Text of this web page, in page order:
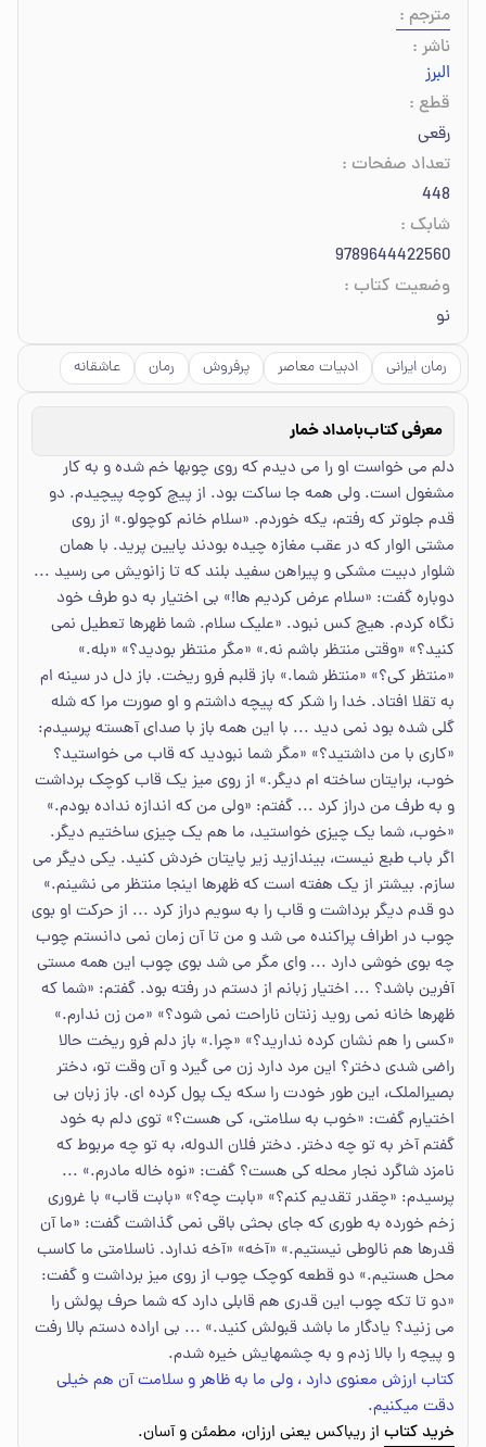
مترجم :
ناشر :
البرز
قطع :
رقعی
تعداد صفحات :
448
شابک :
9789644422560
وضعیت کتاب :
نو
رمان ایرانی ادبیات معاصر پرفروش رمان عاشقانه
معرفی کتاببامداد خمار
دلم می خواست او را می دیدم که روی چوبها خم شده و به کار
مشغول است. ولی همه جا ساکت بود. از پیچ کوچه پیچیدم. دو
قدم جلوتر که رفتم، یکه خوردم. «سلام خانم کوچولو.» از روی
مشتی الوار که در عقب مغازه چیده بودند پایین پرید. با همان
شلوار دبیت مشکی و پیراهن سفید بلند که تا زانویش می رسید ...
دوباره گفت: «سلام عرض کردیم ها!» بی اختیار به دو طرف خود
نگاه کردم. هیچ کس نبود. «علیک سلام. شما ظهرها تعطیل نمی
کنید؟» «وقتی منتظر باشم نه.» «مگر منتظر بودید؟» «بله.»
«منتظر کی؟» «منتظر شما.» باز قلبم فرو ریخت. باز دل در سینه ام
به تقلا افتاد. خدا را شکر که پیچه داشتم و او صورت مرا که شله
گلی شده بود نمی دید ... با این همه باز با صدای آهسته پرسیدم:
«کاری با من داشتید؟» «مگر شما نبودید که قاب می خواستید؟
خوب، برایتان ساخته ام دیگر.» از روی میز یک قاب کوچک برداشت
و به طرف من دراز کرد ... گفتم: «ولی من که اندازه نداده بودم.»
«خوب، شما یک چیزی خواستید، ما هم یک چیزی ساختیم دیگر.
اگر باب طبع نیست، بیندازید زیر پایتان خردش کنید. یکی دیگر می
سازم. بیشتر از یک هفته است که ظهرها اینجا منتظر می نشینم.»
دو قدم دیگر برداشت و قاب را به سویم دراز کرد ... از حرکت او بوی
چوب در اطراف پراکنده می شد و من تا آن زمان نمی دانستم چوب
چه بوی خوشی دارد ... وای مگر می شد بوی چوب این همه مستی
آفرین باشد؟ ... اختیار زبانم از دستم در رفته بود. گفتم: «شما که
ظهرها خانه نمی روید زنتان ناراحت نمی شود؟» «من زن ندارم.»
«کسی را هم نشان کرده ندارید؟» «چرا.» باز دلم فرو ریخت حالا
راضی شدی دختر؟ این مرد دارد زن می گیرد و آن وقت تو، دختر
بصیرالملک، این طور خودت را سکه یک پول کرده ای. باز زبان بی
اختیارم گفت: «خوب به سلامتی، کی هست؟» توی دلم به خود
گفتم آخر به تو چه دختر. دختر فلان الدوله، به تو چه مربوط که
نامزد شاگرد نجار محله کی هست؟ گفت: «نوه خاله مادرم.» ...
پرسیدم: «چقدر تقدیم کنم؟» «بابت چه؟» «بابت قاب» با غروری
زخم خورده به طوری که جای بحثی باقی نمی گذاشت گفت: «ما آن
قدرها هم نالوطی نیستیم.» «آخه» «آخه ندارد. ناسلامتی ما کاسب
محل هستیم.» دو قطعه کوچک چوب از روی میز برداشت و گفت:
«دو تا تکه چوب این قدری هم قابلی دارد که شما حرف پولش را
می زنید؟ یادگار ما باشد قبولش کنید.» ... بی اراده دستم بالا رفت
و پیچه را بالا زدم و به چشمهایش خیره شدم.
کتاب ارزش معنوی دارد ، ولی ما به ظاهر و سلامت آن هم خیلی
دقت میکنیم.
خرید کتاب از ریباکس یعنی ارزان، مطمئن و آسان.